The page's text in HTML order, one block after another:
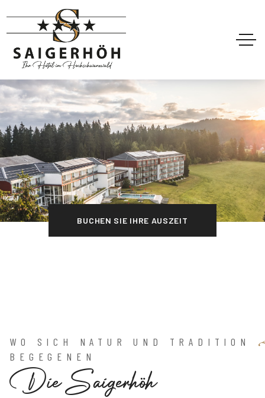
BUCHEN SIE IHRE AUSZEIT
WO SICH NATUR UND TRADITION
BEGEGENEN
DieSaigerhöh